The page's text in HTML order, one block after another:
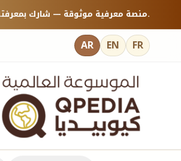
منصة معرفية موثوقة — شارك بمعرفتك عبر الموسوعة العالمية كيوبيديا.
AR EN FR